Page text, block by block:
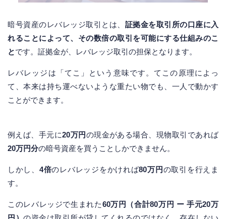
暗号資産のレバレッジ取引とは、 証拠金を取引所の口座に入
れることによって、その数倍の取引を可能にする仕組みのこ
とです。証拠金が、レバレッジ取引の担保となります。
レバレッジは「てこ」という意味です。てこの原理によっ
て、本来は持ち運べないような重たい物でも、一人で動かす
ことができます。
例えば、手元に20万円の現金がある場合、現物取引であれば
20万円分の暗号資産を買うことしかできません。
しかし、 4倍のレバレッジをかければ80万円の取引を行えま
す。
このレバレッジで生まれた60万円（合計80万円 ー 手元20万